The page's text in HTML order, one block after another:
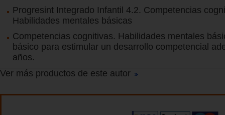
Progresint Integrado Infantil 4.2. Competencias
Habilidades mentales básicas
Competencias cognitivas. Habilidades mentales
básico para estimular un desarrollo competencial
años.
Ver más productos de este autor